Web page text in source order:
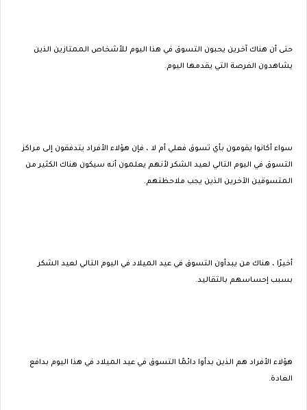
حتى أن هناك آخرين يحبون التسوق في هذا اليوم للأشخاص الممتازين الذين
يشاهدون الفرصة التي يقدمها اليوم.
سواء أكانوا يقومون بأي تسوق فعلي أم لا ، فإن هؤلاء الأفراد يتدفقون إلى مراكز
التسوق في اليوم التالي لعيد الشكر لأنهم يعلمون أنه سيكون هناك الكثير من
المتسوقين الآخرين الذين يجب ملاحظتهم.
أخيرًا ، هناك من يبدأون التسوق في عيد الميلاد في اليوم التالي لعيد الشكر
بسبب إحساسهم بالتقاليد.
هؤلاء الأفراد هم الذين بدأوا دائمًا التسوق في عيد الميلاد في هذا اليوم بدافع
العادة.